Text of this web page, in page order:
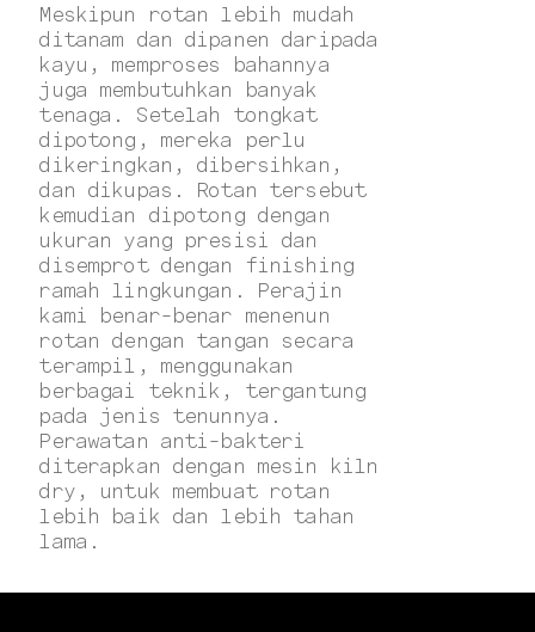
Meskipun rotan lebih mudah
ditanam dan dipanen daripada
kayu, memproses bahannya
juga membutuhkan banyak
tenaga. Setelah tongkat
dipotong, mereka perlu
dikeringkan, dibersihkan,
dan dikupas. Rotan tersebut
kemudian dipotong dengan
ukuran yang presisi dan
disemprot dengan finishing
ramah lingkungan. Perajin
kami benar-benar menenun
rotan dengan tangan secara
terampil, menggunakan
berbagai teknik, tergantung
pada jenis tenunnya.
Perawatan anti-bakteri
diterapkan dengan mesin kiln
dry, untuk membuat rotan
lebih baik dan lebih tahan
lama.